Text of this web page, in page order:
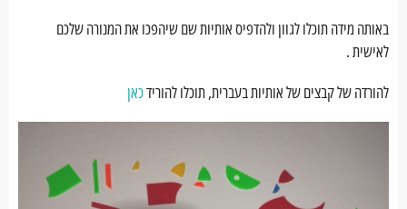
באותה מידה תוכלו לגוון ולהדפיס אותיות שם שיהפכו את המנורה שלכם
לאישית .
להורדה של קבצים של אותיות בעברית, תוכלו להורידכאן